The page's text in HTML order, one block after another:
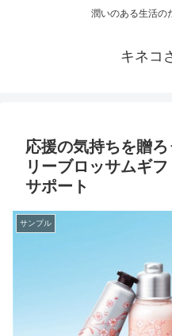
潤いのある生活の
キネコ
応援の気持ちを贈
リーブロッサムギ
サポート
サンプル